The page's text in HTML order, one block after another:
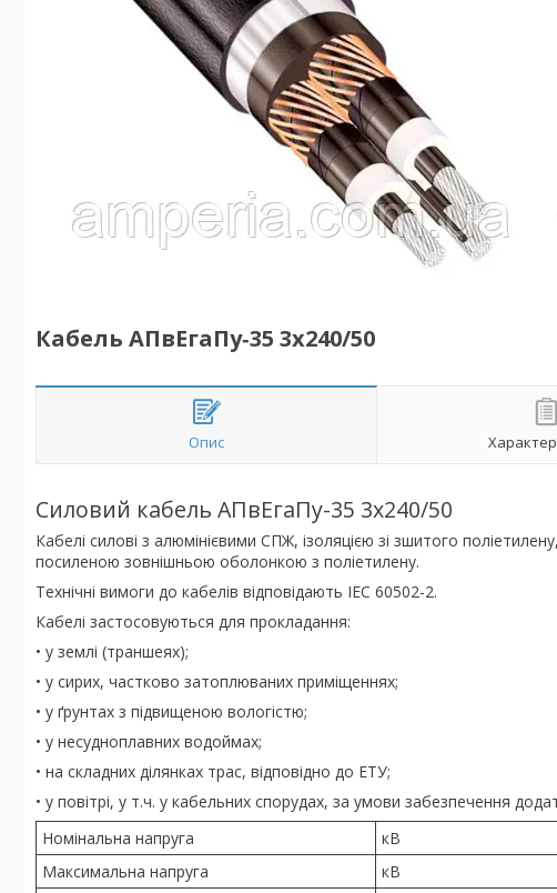
Кабель АПвЕгаПу‑35 3х240/50
Опис
Силовий кабель АПвЕгаПу-35 3х240/50
Кабелі силові з алюмінієвими СПЖ, ізоляцією зі зшитого
посиленою зовнішньою оболонкою з поліетилену.
Технічні вимоги до кабелів відповідають IEC 60502-2.
Кабелі застосовуються для прокладання:
• у землі (траншеях);
• у сирих, частково затоплюваних приміщеннях;
• у ґрунтах з підвищеною вологістю;
• у несудноплавних водоймах;
• на складних ділянках трас, відповідно до ЕТУ;
• у повітрі, у т.ч. у кабельних спорудах, за умови забезпечення
Номінальна напруга
кВ
Максимальна напруга
кВ